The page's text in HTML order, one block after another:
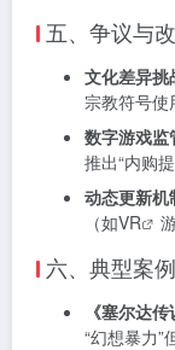
五、争议与
文化差异挑
宗教符号使
数字游戏监
推出“内购提
动态更新机
（如VR
六、典型案例
《塞尔达
“幻想暴力”